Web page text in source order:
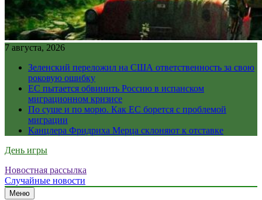
7 августа, 2026
Зеленский переложил на США ответственность за свою
роковую ошибку
ЕС пытается обвинить Россию в испанском
миграционном кризисе
По суше и по морю. Как ЕС борется с проблемой
миграции
Канцлера Фридриха Мерца склоняют к отставке
День игры
Новостная рассылка
Случайные новости
Меню